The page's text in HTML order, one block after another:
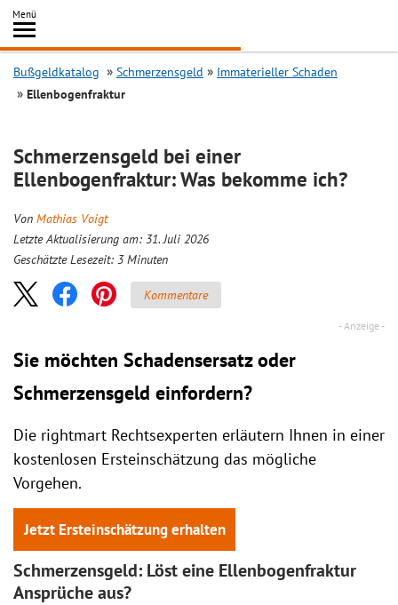
Inhalt
springen
Menü
Search
Bußgeldkatalog Schmerzensgeld
Immaterieller Schaden
Ellenbogenfraktur
Schmerzensgeld bei einer
Ellenbogenfraktur: Was bekomme ich?
Von Mathias Voigt
Letzte Aktualisierung am: 31. Juli 2026
Geschätzte Lesezeit: 3 Minuten
Kommentare
Sie möchten Schadensersatz oder
Schmerzensgeld einfordern?
Die rightmart Rechtsexperten erläutern Ihnen in einer
kostenlosen Ersteinschätzung das mögliche
Vorgehen.
Jetzt Ersteinschätzung erhalten
Schmerzensgeld: Löst eine Ellenbogenfraktur
Ansprüche aus?